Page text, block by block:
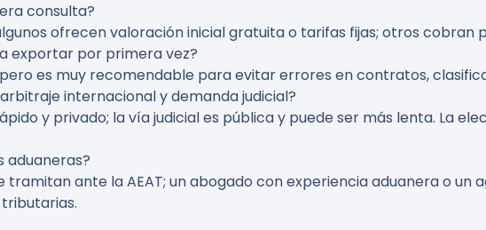
consulta?
ofrecen valoración inicial gratuita o tarifas fijas; otros cobran
exportar por primera vez?
es muy recomendable para evitar errores en contratos,
internacional y demanda judicial?
y privado; la vía judicial es pública y puede ser más lenta. La
aduaneras?
tramitan ante la AEAT; un abogado con experiencia aduanera o